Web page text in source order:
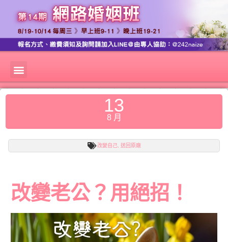
13
8 月
改變自己, 送回原廠
改變老公？用絕招！